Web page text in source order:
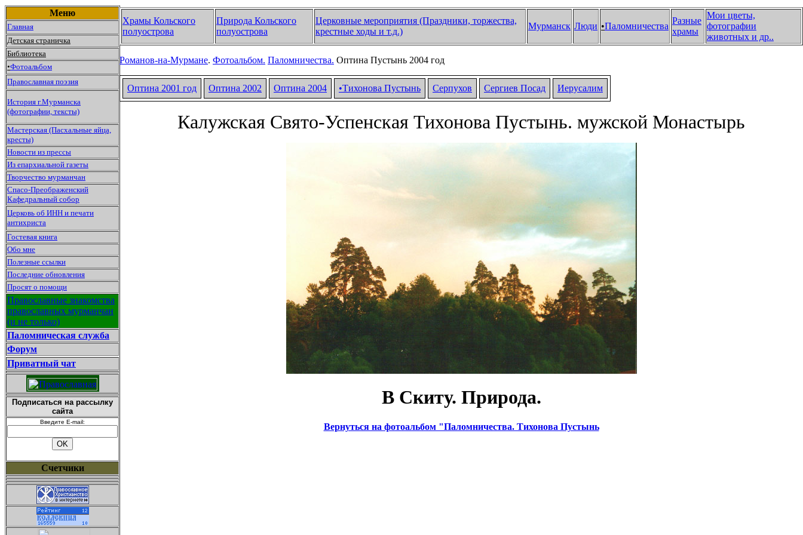
Меню
Главная
Детская страничка
Библиотека
•Фотоальбом
Православная поэзия
История г.Мурманска
(фотографии, тексты)
Мастерская (Пасхальные яйца,
кресты)
Новости из прессы
Из епархиальной газеты
Творчество мурманчан
Спасо-Преображенский
Кафедральный собор
Церковь об ИНН и печати
антихриста
Гостевая книга
Обо мне
Полезные ссылки
Последние обновления
Просят о помощи
Православные знакомства
православных мурманчан
(и не только)
Паломническая служба
Форум
Приватный чат
Подписаться на рассылку
сайта
Введите E-mail:
Счетчики
Храмы Кольского
полуострова
Природа Кольского
полуострова
Церковные мероприятия (Праздники, торжества,
крестные ходы и т.д.)
Мурманск Люди •Паломничества
Разные
храмы
Мои цветы,
фотографии
животных и др..
Романов-на-Мурмане. Фотоальбом. Паломничества. Оптина Пустынь 2004 год
Оптина 2001 год Оптина 2002 Оптина 2004 •Тихонова Пустынь Серпухов Сергиев Посад Иерусалим
Калужская Свято-Успенская Тихонова Пустынь. мужской Монастырь
В Скиту. Природа.
Вернуться на фотоальбом "Паломничества. Тихонова Пустынь